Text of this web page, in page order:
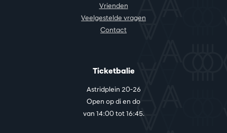
Vrienden
Veelgestelde vragen
Contact
Ticketbalie
Astridplein 20-26
Open op di en do
van 14:00 tot 16:45.